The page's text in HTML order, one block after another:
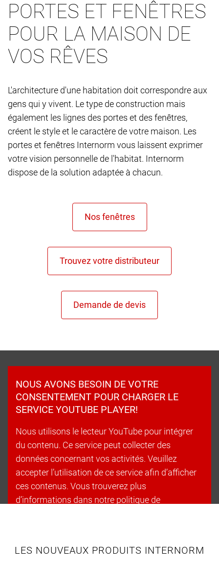
PORTES ET FENÊTRES
POUR LA MAISON DE
VOS RÊVES
L'architecture d'une habitation doit correspondre aux
gens qui y vivent. Le type de construction mais
également les lignes des portes et des fenêtres,
créent le style et le caractère de votre maison. Les
portes et fenêtres Internorm vous laissent exprimer
votre vision personnelle de l'habitat. Internorm
dispose de la solution adaptée à chacun.
NOUS AVONS BESOIN DE VOTRE
CONSENTEMENT POUR CHARGER LE
SERVICE YOUTUBE PLAYER!
Nous utilisons le lecteur YouTube pour intégrer
du contenu. Ce service peut collecter des
données concernant vos activités. Veuillez
accepter l’utilisation de ce service afin d’afficher
ces contenus. Vous trouverez plus
d’informations dans notre politique de
LES NOUVEAUX PRODUITS INTERNORM